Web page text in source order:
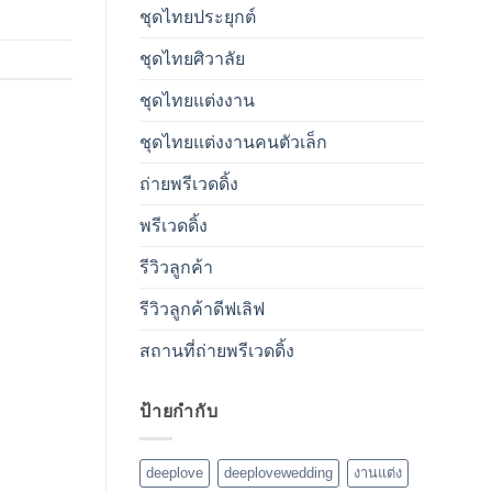
ชุดไทยประยุกต์
ชุดไทยศิวาลัย
ชุดไทยแต่งงาน
ชุดไทยแต่งงานคนตัวเล็ก
ถ่ายพรีเวดดิ้ง
พรีเวดดิ้ง
รีวิวลูกค้า
รีวิวลูกค้าดีฟเลิฟ
สถานที่ถ่ายพรีเวดดิ้ง
ป้ายกำกับ
deeplove deeplovewedding งานแต่ง